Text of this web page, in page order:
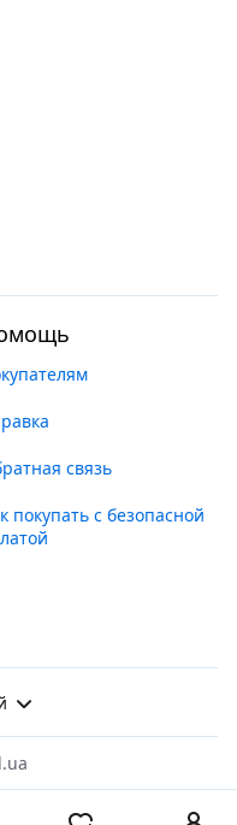
связь
покупать с безопасной